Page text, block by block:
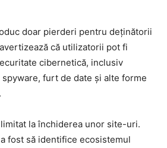
doar pierderi pentru deținătorii
că utilizatorii pot fi
cibernetică, inclusiv
furt de date și alte forme
la închiderea unor site-uri.
fost să identifice ecosistemul